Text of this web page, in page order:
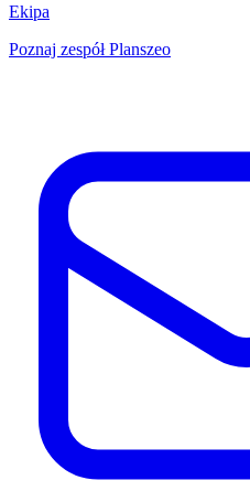
Ekipa
Poznaj zespół Planszeo